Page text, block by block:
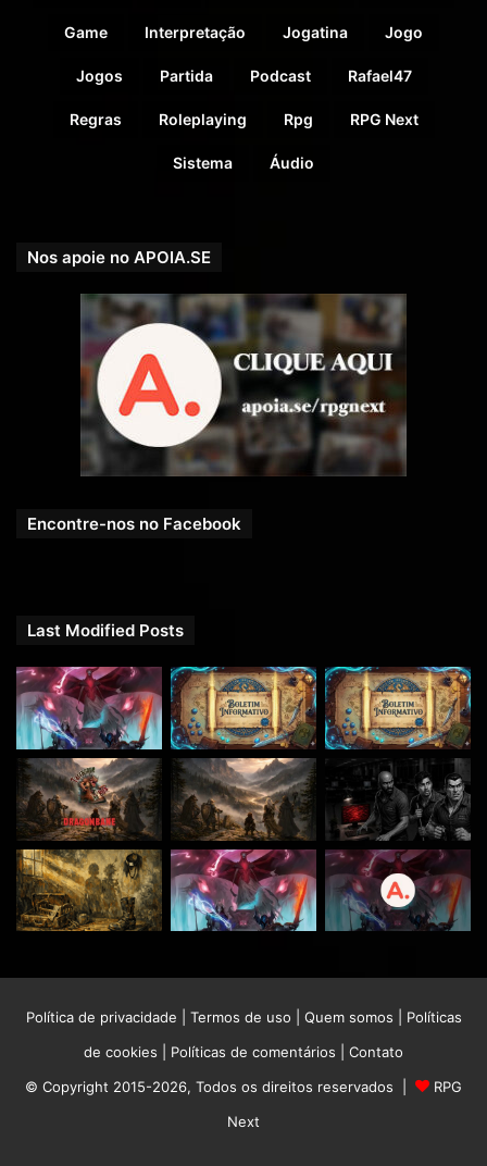
Game Interpretação Jogatina Jogo
Jogos Partida Podcast Rafael47
Regras Roleplaying Rpg RPG Next
Sistema Áudio
Nos apoie no APOIA.SE
Encontre-nos no Facebook
Last Modified Posts
Política de privacidade Termos de uso Quem somos
Políticas
de cookies
Políticas de comentários
Contato
© Copyright 2015-2026, Todos os direitos reservados |
RPG
Next